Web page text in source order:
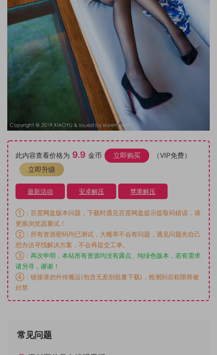
此内容查看价格为 9.9 金币 立即购买
（VIP免费）
立即升级
最新活动 安卓解压 苹果解压
①：百度网盘版本问题，下载时遇见百度网盘提示提取码错误，请
更换浏览器重试！
②：所有资源密码均已测试，大概率不会有问题，遇见问题先自己
想办法寻找解决方案，不会再提交工单。
③： 再次申明，本站所有资源均没有露点、纯绿色版本，若有需求
请另寻，谢谢！
④：链接请勿外传搬运(包含无差别批量下载)，检测到后权限将被
封禁
常见问题